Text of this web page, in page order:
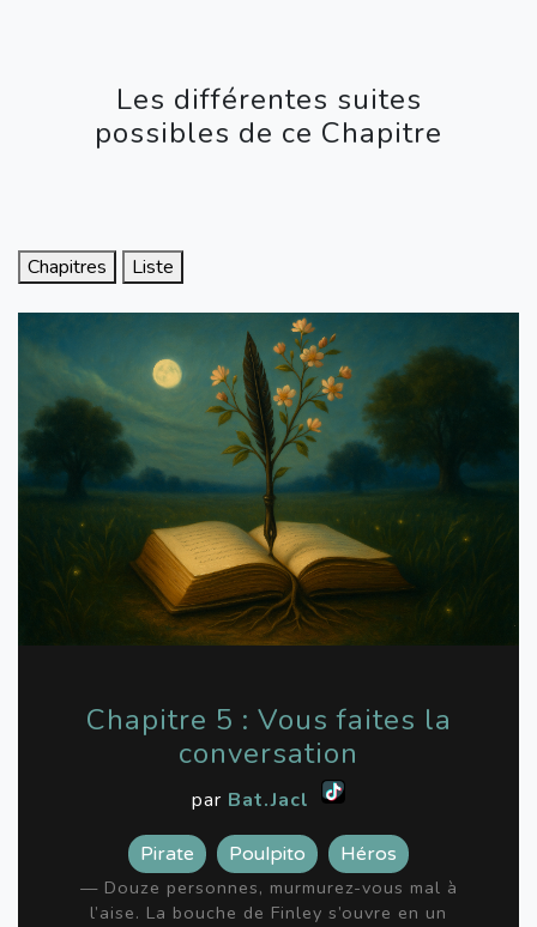
Les différentes suites
possibles de ce Chapitre
Chapitres Liste
Chapitre 5 : Vous faites la
conversation
par Bat.Jacl
Pirate Poulpito
Héros
— Douze personnes, murmurez-vous mal à
l’aise. La bouche de Finley s’ouvre en un